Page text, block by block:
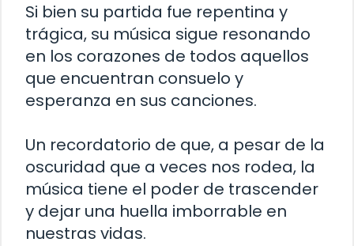
Si bien su partida fue repentina y
trágica, su música sigue resonando
en los corazones de todos aquellos
que encuentran consuelo y
esperanza en sus canciones.
Un recordatorio de que, a pesar de la
oscuridad que a veces nos rodea, la
música tiene el poder de trascender
y dejar una huella imborrable en
nuestras vidas.